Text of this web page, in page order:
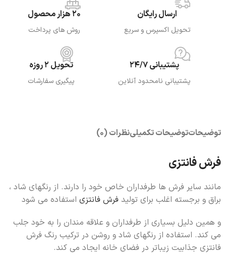
ارسال رایگان
تحویل اکسپرس و سریع
20 هزار محصول
روش های پرداخت
پشتیبانی 24/7
پشتیبانی نامحدود آنلاین
تحویل 2 روزه
پیگیری سفارشات
توضیحاتتوضیحات تکمیلینظرات (0)
فرش فانتزی
مانند سایر فرش ها طرفداران خاص خود را دارند. از رنگهای شاد ،
براق و برجسته اغلب برای تولید فرش فانتزی استفاده می شود
و همین دلیل بسیاری از طرفداران و علاقه مندان را به خود جلب
می کند. استفاده از رنگهای شاد و روشن در ترکیب رنگ فرش
فانتزی جذابیت زیباتر در فضای خانه ایجاد می کند.